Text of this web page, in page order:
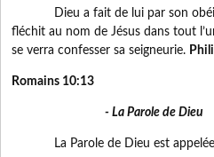
Dieu a fait de lui par son
fléchit au nom de Jésus dans tout
se verra confesser sa seigneurie.
Romains 10:13
- La Parole de Dieu
La Parole de Dieu est appelée